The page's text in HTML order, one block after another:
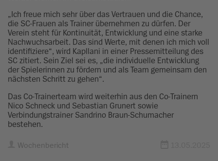
„Ich freue mich sehr über das Vertrauen und die Chance,
die SC-Frauen als Trainer übernehmen zu dürfen. Der
Verein steht für Kontinuität, Entwicklung und eine starke
Nachwuchsarbeit. Das sind Werte, mit denen ich mich voll
identifiziere“, wird Kapllani in einer Pressemitteilung des
SC zitiert. Sein Ziel sei es, „die individuelle Entwicklung
der Spielerinnen zu fördern und als Team gemeinsam den
nächsten Schritt zu gehen“.
Das Co-Trainerteam wird weiterhin aus den Co-Trainern
Nico Schneck und Sebastian Grunert sowie
Verbindungstrainer Sandrino Braun-Schumacher
bestehen.
Wochenbericht